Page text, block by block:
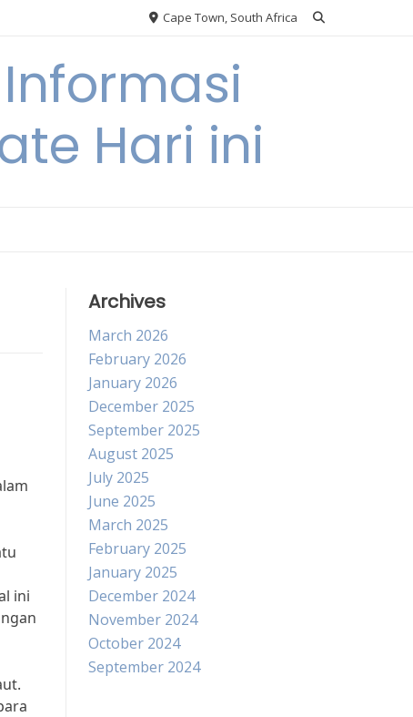
Cape Town, South Africa
Informasi
Hari ini
ini
Archives
March 2026
February 2026
January 2026
December 2025
September 2025
August 2025
July 2025
June 2025
March 2025
February 2025
January 2025
December 2024
November 2024
October 2024
September 2024